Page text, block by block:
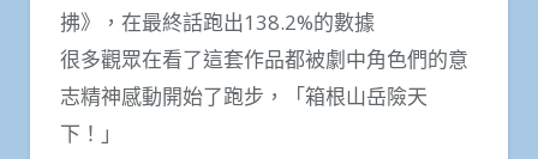
拂》，在最終話跑出138.2%的數據
很多觀眾在看了這套作品都被劇中角色們的意
志精神感動開始了跑步，「箱根山岳險天
下！」